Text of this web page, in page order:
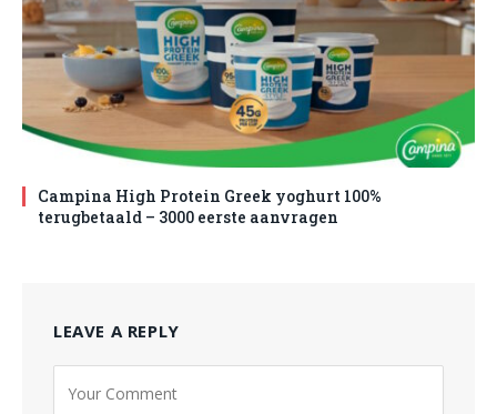
Campina High Protein Greek yoghurt 100%
terugbetaald – 3000 eerste aanvragen
LEAVE A REPLY